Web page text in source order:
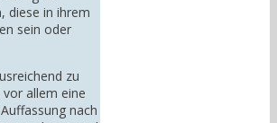
diese in ihrem
sein oder
zu
allem eine
nach